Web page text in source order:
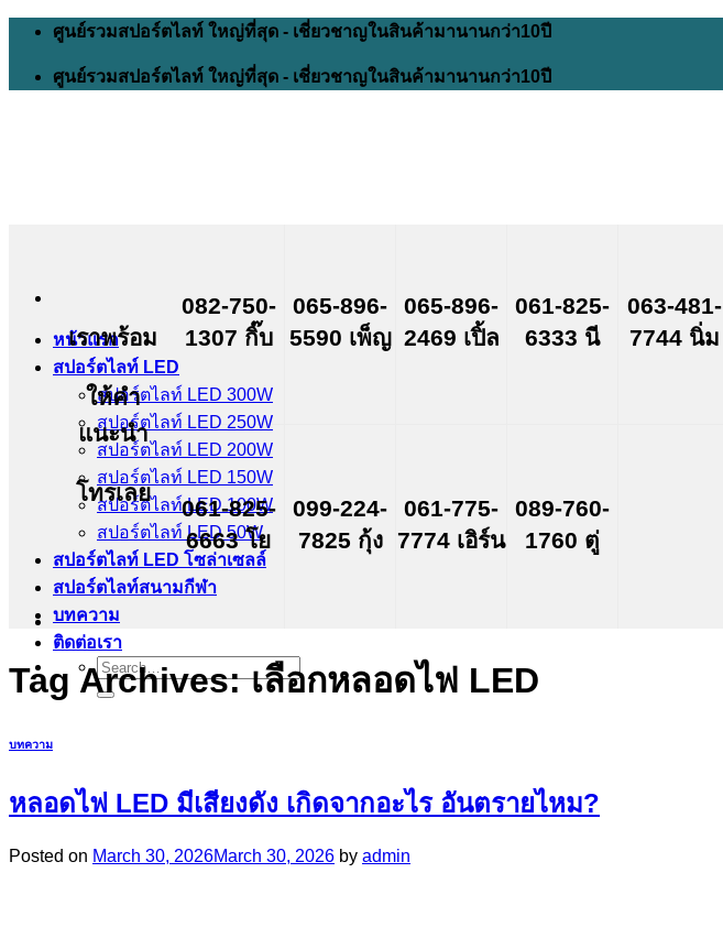
Skip
ศูนย์รวมสปอร์ตไลท์ ใหญ่ที่สุด - เชี่ยวชาญในสินค้ามานานกว่า10ปี
ศูนย์รวมสปอร์ตไลท์ ใหญ่ที่สุด - เชี่ยวชาญในสินค้ามานานกว่า10ปี
หน้าแรก
สปอร์ตไลท์ LED
สปอร์ตไลท์ LED 300W
สปอร์ตไลท์ LED 250W
สปอร์ตไลท์ LED 200W
สปอร์ตไลท์ LED 150W
สปอร์ตไลท์ LED 100W
สปอร์ตไลท์ LED 50W
สปอร์ตไลท์ LED โซล่าเซลล์
สปอร์ตไลท์สนามกีฬา
บทความ
ติดต่อเรา
Search
for:
เราพร้อม
ให้คำ
แนะนำ
โทรเลย
082-750-
1307 กิ๊บ
065-896-
5590 เพ็ญ
065-896-
2469 เปิ้ล
061-825-
6333 นี
063-481-
7744 นิ่ม
061-825-
6663 โย
099-224-
7825 กุ้ง
061-775-
7774 เอิร์น
089-760-
1760 ตู่
Tag Archives:เลือกหลอดไฟ LED
บทความ
หลอดไฟ LED มีเสียงดัง เกิดจากอะไร อันตรายไหม?
Posted on March 30, 2026March 30, 2026 by admin